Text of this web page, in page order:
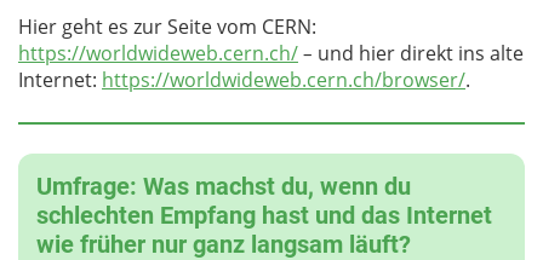
Hier geht es zur Seite vom CERN:
https://worldwideweb.cern.ch/ – und hier direkt ins alte
Internet: https://worldwideweb.cern.ch/browser/.
Umfrage: Was machst du, wenn du
schlechten Empfang hast und das Internet
wie früher nur ganz langsam läuft?